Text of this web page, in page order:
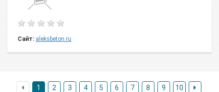
Сайт: aleksbeton.ru
1 2 3 4 5 6 7 8 9 10